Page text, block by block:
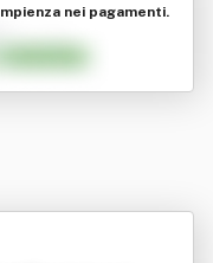
nei pagamenti.